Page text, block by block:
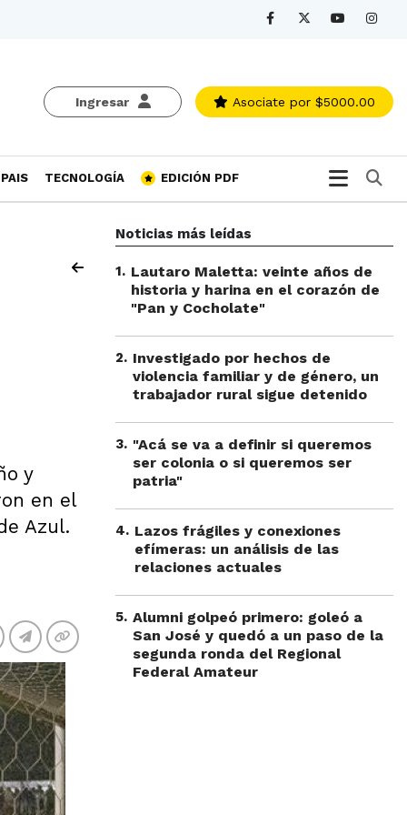
Ingresar Asociate por $5000.00
PAIS TECNOLOGÍA EDICIÓN PDF
y
en el
Azul.
Noticias más leídas
1. Lautaro Maletta: veinte años de
historia y harina en el corazón de
"Pan y Cocholate"
2. Investigado por hechos de
violencia familiar y de género, un
trabajador rural sigue detenido
3. "Acá se va a definir si queremos
ser colonia o si queremos ser
patria"
4. Lazos frágiles y conexiones
efímeras: un análisis de las
relaciones actuales
5. Alumni golpeó primero: goleó a
San José y quedó a un paso de la
segunda ronda del Regional
Federal Amateur